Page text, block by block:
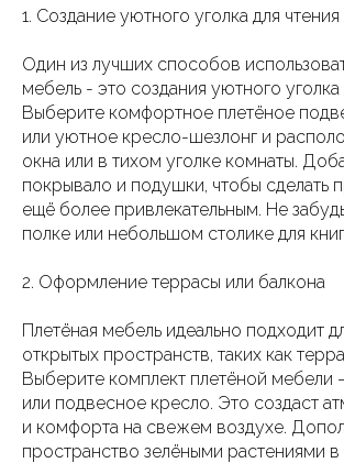
1. Создание уютного уголка для чтения
Один из лучших способов
мебель - это создания уютного уголка
Выберите комфортное плетёное
или уютное кресло-шезлонг и
окна или в тихом уголке комнаты.
покрывало и подушки, чтобы сделать
ещё более привлекательным. Не
полке или небольшом столике для
2. Оформление террасы или балкона
Плетёная мебель идеально подходит
открытых пространств, таких как
Выберите комплект плетёной мебели
или подвесное кресло. Это создаст
и комфорта на свежем воздухе.
пространство зелёными растениями